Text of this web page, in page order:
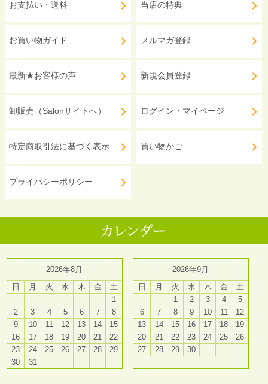
お支払い・送料
お買い物ガイド
最新★お客様の声
卸販売（Salonサイトへ）
特定商取引法に基づく表示
プライバシーポリシー
当店の特典
メルマガ登録
新規会員登録
ログイン・マイページ
買い物かご
2026年8月
日
月 火 水 木 金
土
1
2
3 4 5 6 7
8
9
10 11 12 13 14
15
16
17 18 19 20 21
22
23
24 25 26 27 28
29
30
31
2026年9月
日
月 火 水 木 金
土
1
2 3 4
5
6
7 8 9 10 11
12
13
14 15 16 17 18
19
20
21 22 23 24 25
26
27
28 29 30